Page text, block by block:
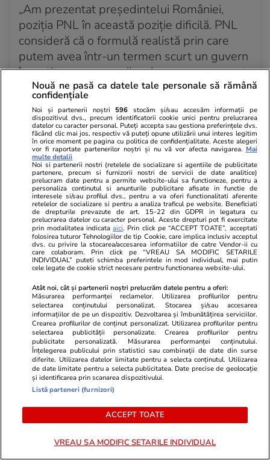
„Am prezentat președintelui României,
poziția PNL în această poziție dificilă. PNL
consideră că o formulă realistă prin care
putem avea într-un termen scurt un guvern
învestit, e una care să se bazeze pe un pact
pentru România, valabil până la sfârșitul
anului, în care forțele politice l-ar semna
acest acord, ținând cont de păstrarea
deficitelor și reducerea lor, angajarea
răspunderii pe toate proiectele care sunt
reforme în PNRR, de asemenea, prevederi
care țin de respectul între partide, de a nu
depune moțiuni de cenzură, un astfel de
guvern să poată să lucreze și să poată să
pregătească un buget realist pentru anul
următor.
Considerăm că după un astfel de acord, se
poate recurge la una dintre cele două
variante: un guvern minoritar în jurul PSD
sau unul format din PNL-USR-UDMR, noi
angajându-ne să dăm un vot la instalare,
dacă nu se va opta pentru varianta unui
guvern PNL cu partenerii noștri. Vom avea
un Birou Național în care vom stabili aceste
aspecte. Ar fi bine să se vină cu o
propunere care să nu mai treacă prin ce s-a
întâmplat zilele trecute.”
Nouă ne pasă ca datele tale personale să rămână
confidențiale
Noi și partenerii noștri 596 stocăm și/sau accesăm informații pe
dispozitivul dvs., precum identificatorii cookie unici pentru prelucrarea
datelor cu caracter personal. Puteți accepta sau gestiona preferințele dvs.
făcând clic mai jos, respectiv vă puteți opune utilizării unui interes legitim
în orice moment pe pagina cu politica de confidențialitate. Aceste alegeri
vor fi raportate partenerilor noștri și nu vă vor afecta navigarea. Mai
multe detalii
Noi si partenerii nostri (retelele de socializare si agentiile de publicitate
partenere, precum si furnizorii nostri de servicii de date analitice)
prelucram date pentru a permite website-ului sa functioneze, pentru a
personaliza continutul si anunturile publicitare afisate in functie de
interesele si/sau profilul dvs., pentru a va oferi functionalitati aferente
retelelor de socializare si pentru a analiza traficul pe website. Beneficiati
de drepturile prevazute de art. 15-22 din GDPR in legatura cu
prelucrarea datelor cu caracter personal. Aceste drepturi pot fi exercitate
prin modalitatea indicataaici. Prin click pe “ACCEPT TOATE”, acceptati
folosirea tuturor Tehnologiilor de tip Cookie, care implica inclusiv acceptul
dvs. cu privire la stocarea/accesarea informatiilor de catre Vendor-ii cu
care colaboram. Prin click pe “VREAU SA MODIFIC SETARILE
INDIVIDUAL” puteti schimba preferintele in mod individual, mai putin
cele legate de cookie strict necesare pentru functionarea website-ului.
Atât noi, cât și partenerii noștri prelucrăm datele pentru a oferi:
Măsurarea performanței reclamelor. Utilizarea profilurilor pentru
selectarea conținutului personalizat. Stocarea și/sau accesarea
informațiilor de pe un dispozitiv. Dezvoltarea și îmbunătățirea serviciilor.
Crearea profilurilor de conținut personalizat. Utilizarea profilurilor pentru
selectarea publicității personalizate. Crearea profilurilor pentru
publicitate personalizată. Măsurarea performanței conținutului.
Înțelegerea publicului prin statistici sau combinații de date din surse
diferite. Utilizarea datelor limitate pentru a selecta conținutul. Utilizarea
de date limitate pentru a selecta publicitatea. Date precise de geolocație
și identificarea prin scanarea dispozitivului.
Listă parteneri (furnizori)
ACCEPT TOATE
VREAU SA MODIFIC SETARILE INDIVIDUAL